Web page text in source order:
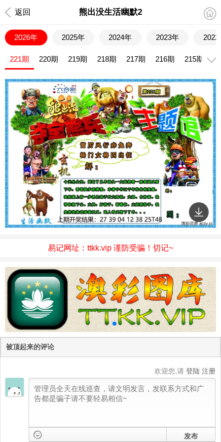
返回 熊出没生活幽默2
2026年 2025年 2024年 2023年 2022
221期 220期 219期 218期 217期 216期 215期
易记网址：ttkk.vip 谨防受骗！切记~